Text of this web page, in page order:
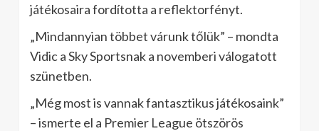
játékosaira fordította a reflektorfényt.
„Mindannyian többet várunk tőlük” – mondta
Vidic a Sky Sportsnak a novemberi válogatott
szünetben.
„Még most is vannak fantasztikus játékosaink”
– ismerte el a Premier League ötszörös